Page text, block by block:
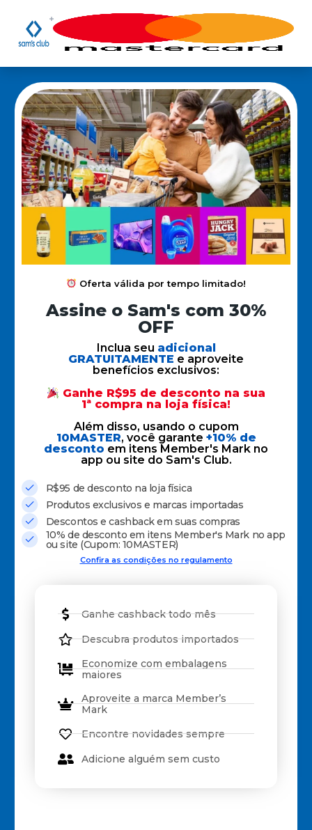
Oferta válida por tempo limitado!
Assine o Sam's com 30%
OFF
Inclua seu adicional
GRATUITAMENTE e aproveite
benefícios exclusivos:
Ganhe R$95 de desconto na sua
1ª compra na loja física!
Além disso, usando o cupom
10MASTER, você garante +10% de
desconto em itens Member's Mark no
app ou site do Sam's Club.
R$95 de desconto na loja física
Produtos exclusivos e marcas importadas
Descontos e cashback em suas compras
10% de desconto em itens Member's Mark no app
ou site (Cupom: 10MASTER)
Confira as condições no regulamento
Ganhe cashback todo mês
Descubra produtos importados
Economize com embalagens
maiores
Aproveite a marca Member’s
Mark
Encontre novidades sempre
Adicione alguém sem custo